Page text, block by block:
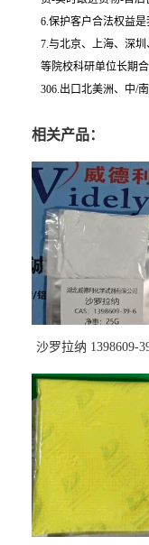
6.保护客户合法权益
7.与北京、上海、深
等院校科研单位长期
306.出口北美洲、中/
相关产品：
沙罗拉纳 1398609-